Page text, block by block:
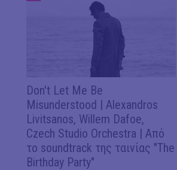
Don't Let Me Be
Misunderstood | Alexandros
Livitsanos, Willem Dafoe,
Czech Studio Orchestra | Από
το soundtrack της ταινίας "The
Birthday Party"